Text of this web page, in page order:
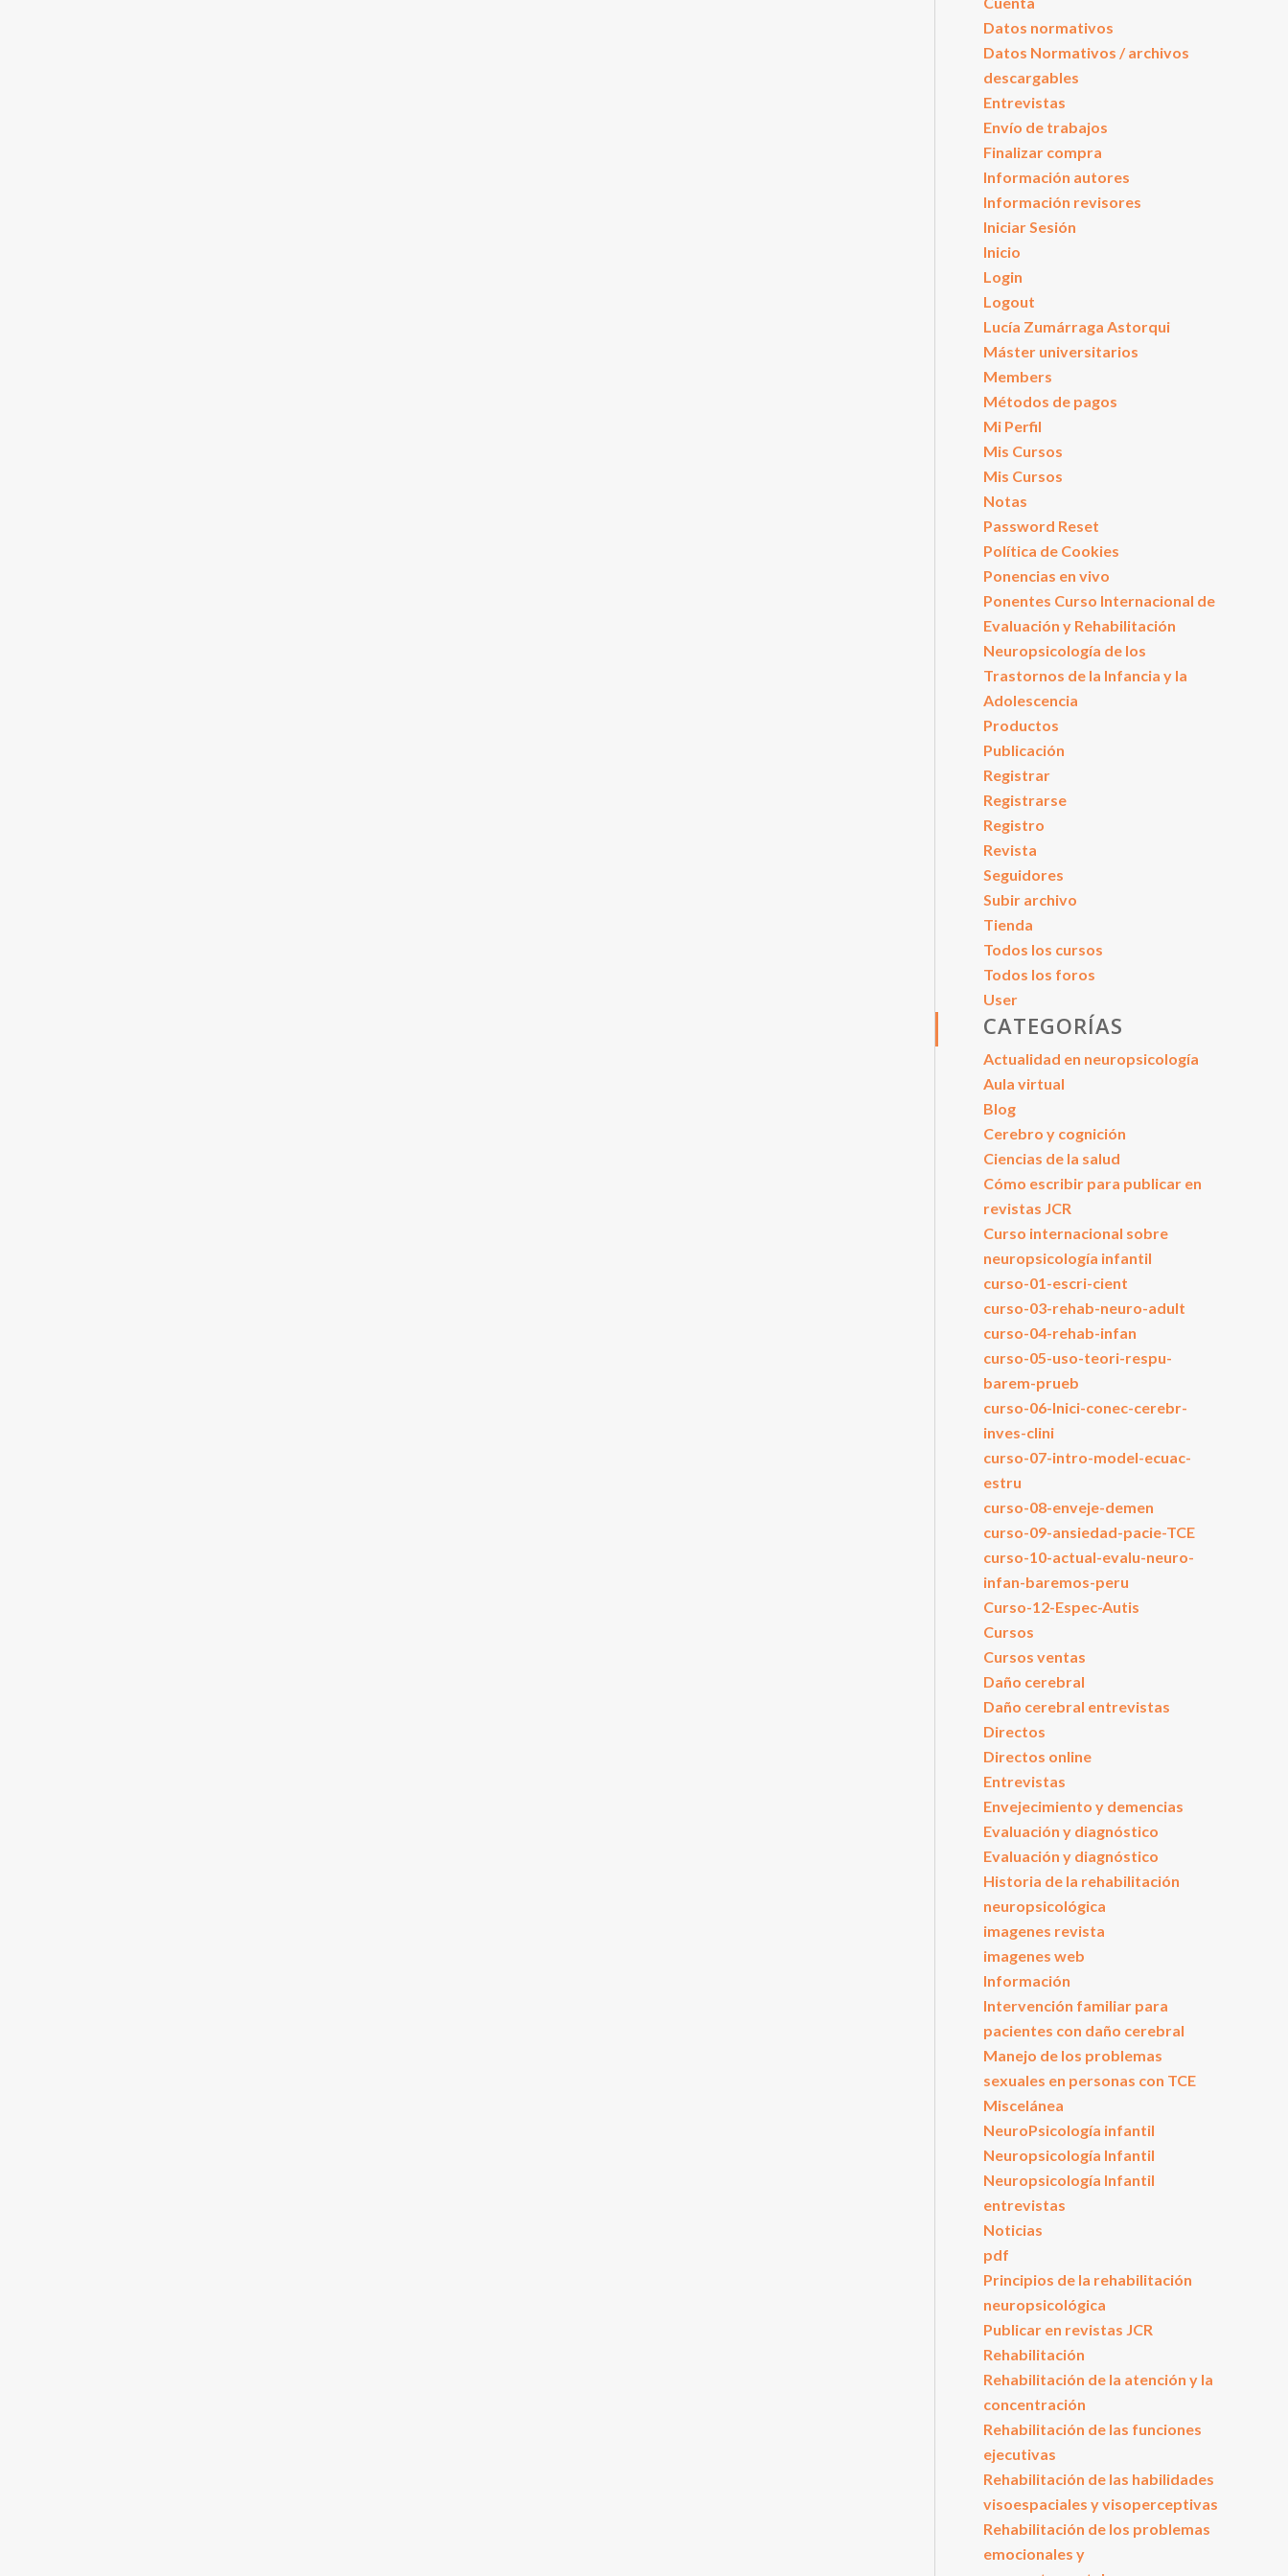
Datos normativos
Datos Normativos / archivos
descargables
Entrevistas
Envío de trabajos
Finalizar compra
Información autores
Información revisores
Iniciar Sesión
Inicio
Login
Logout
Lucía Zumárraga Astorqui
Máster universitarios
Members
Métodos de pagos
Mi Perfil
Mis Cursos
Mis Cursos
Notas
Password Reset
Política de Cookies
Ponencias en vivo
Ponentes Curso Internacional de
Evaluación y Rehabilitación
Neuropsicología de los
Trastornos de la Infancia y la
Adolescencia
Productos
Publicación
Registrar
Registrarse
Registro
Revista
Seguidores
Subir archivo
Tienda
Todos los cursos
Todos los foros
User
CATEGORÍAS
Actualidad en neuropsicología
Aula virtual
Blog
Cerebro y cognición
Ciencias de la salud
Cómo escribir para publicar en
revistas JCR
Curso internacional sobre
neuropsicología infantil
curso-01-escri-cient
curso-03-rehab-neuro-adult
curso-04-rehab-infan
curso-05-uso-teori-respu-
barem-prueb
curso-06-Inici-conec-cerebr-
inves-clini
curso-07-intro-model-ecuac-
estru
curso-08-enveje-demen
curso-09-ansiedad-pacie-TCE
curso-10-actual-evalu-neuro-
infan-baremos-peru
Curso-12-Espec-Autis
Cursos
Cursos ventas
Daño cerebral
Daño cerebral entrevistas
Directos
Directos online
Entrevistas
Envejecimiento y demencias
Evaluación y diagnóstico
Evaluación y diagnóstico
Historia de la rehabilitación
neuropsicológica
imagenes revista
imagenes web
Información
Intervención familiar para
pacientes con daño cerebral
Manejo de los problemas
sexuales en personas con TCE
Miscelánea
NeuroPsicología infantil
Neuropsicología Infantil
Neuropsicología Infantil
entrevistas
Noticias
pdf
Principios de la rehabilitación
neuropsicológica
Publicar en revistas JCR
Rehabilitación
Rehabilitación de la atención y la
concentración
Rehabilitación de las funciones
ejecutivas
Rehabilitación de las habilidades
visoespaciales y visoperceptivas
Rehabilitación de los problemas
emocionales y